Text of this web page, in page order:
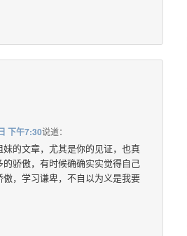
下午7:30说道：
的文章，尤其是你的见证，也真
骄傲，有时候确确实实觉得自己
，学习谦卑，不自以为义是我要